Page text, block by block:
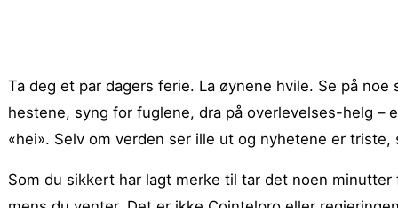
Ta deg et par dagers ferie. La øynene hvile. Se på
hestene, syng for fuglene, dra på overlevelses-helg –
«hei». Selv om verden ser ille ut og nyhetene er
Som du sikkert har lagt merke til tar det noen